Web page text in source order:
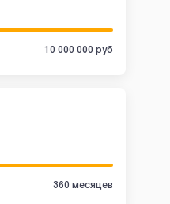
10 000 000 руб
360 месяцев